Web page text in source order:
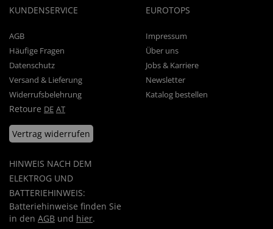
KUNDENSERVICE
AGB
Häufige Fragen
Datenschutz
Versand & Lieferung
Widerrufsbelehrung
Retoure DE AT
Vertrag widerrufen
HINWEIS NACH DEM
ELEKTROG UND
BATTERIEHINWEIS:
Batteriehinweise finden Sie
in den AGB und hier.
EUROTOPS
Impressum
Über uns
Jobs & Karriere
Newsletter
Katalog bestellen